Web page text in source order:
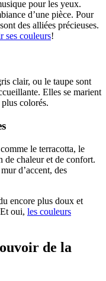
pour les yeux.
d’une pièce. Pour
des alliées précieuses.
ses couleurs!
clair, ou le taupe sont
Elles se marient
colorés.
le terracotta, le
de chaleur et de confort.
d’accent, des
encore plus doux et
oui, les couleurs
de la